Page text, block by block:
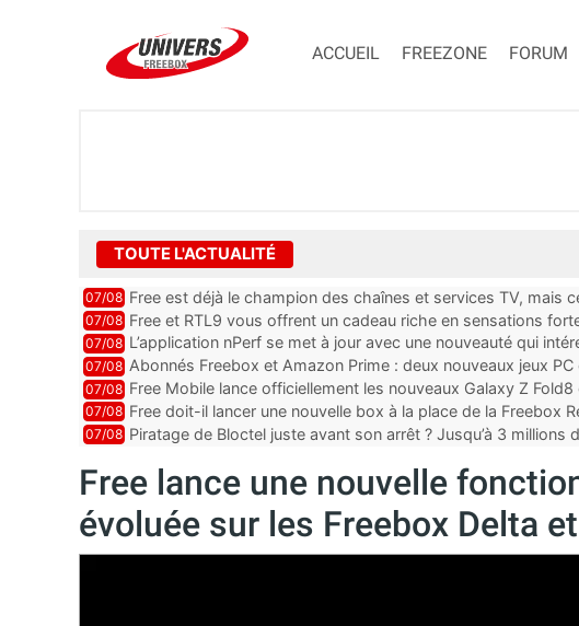
ACCUEIL FREEZONE FORUM
TOUTE L'ACTUALITÉ
07/08 Free est déjà le champion des chaînes et services TV, mais
encore au moin...
07/08 Free et RTL9 vous offrent un cadeau riche en sensations
l’obtenir
07/08 L’application nPerf se met à jour avec une nouveauté qui
Mobile, Orange, SFR ...
07/08 Abonnés Freebox et Amazon Prime : deux nouveaux jeux
07/08 Free Mobile lance officiellement les nouveaux Galaxy Z
des promos et des cadeaux
07/08 Free doit-il lancer une nouvelle box à la place de la Freebox
07/08 Piratage de Bloctel juste avant son arrêt ? Jusqu’à 3 millions
Free lance une nouvelle
évoluée sur les Freebox Delta